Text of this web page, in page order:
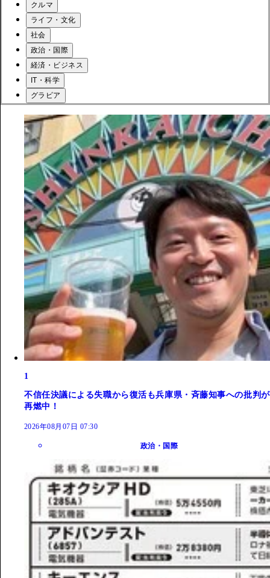
クルマ
ライフ・文化
社会
政治・国際
経済・ビジネス
IT・科学
グラビア
1
不信任決議による失職から復活も兵庫県・斉藤知事への批判が
再燃中！
2026年08月07日 07:30
政治・国際